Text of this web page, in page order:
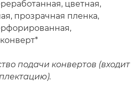
цветная,
прозрачная пленка,
подачи конвертов (входит